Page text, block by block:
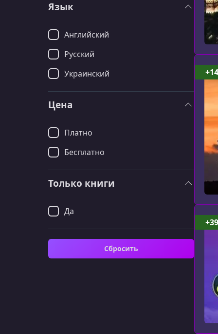
Язык
Английский
Русский
Украинский
Цена
Платно
Бесплатно
Только книги
Да
Сбросить
+14
+39